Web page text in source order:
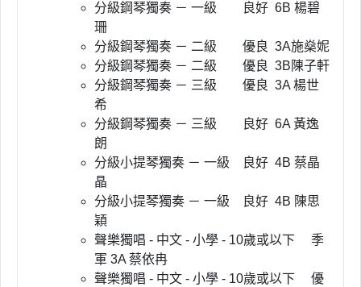
分級鋼琴獨奏 － 一級 良好 6B 楊碧
珊
分級鋼琴獨奏 － 二級 優良 3A施燊妮
分級鋼琴獨奏 － 二級 優良 3B陳子軒
分級鋼琴獨奏 － 三級 優良 3A 楊世
希
分級鋼琴獨奏 － 三級 良好 6A 黃逸
朗
分級小提琴獨奏 － 一級 良好 4B 蔡晶
晶
分級小提琴獨奏 － 一級 良好 4B 陳思
穎
聲樂獨唱 - 中文 - 小學 - 10歲或以下 季
軍 3A 蔡依冉
聲樂獨唱 - 中文 - 小學 - 10歲或以下 優